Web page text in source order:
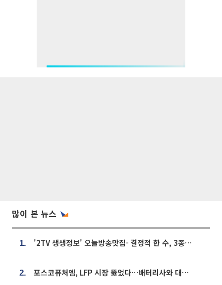
많이 본 뉴스
1. '2TV 생생정보' 오늘방송맛집- 결정적 한 수, 3종 메밀면! 메밀 소바 맛집 '의○○○○'
2. 포스코퓨처엠, LFP 시장 뚫었다…배터리사와 대규모 장기 공급 합의